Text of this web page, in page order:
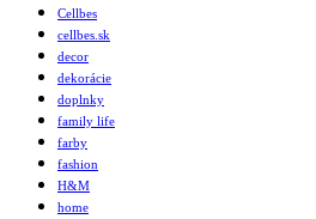
Cellbes
cellbes.sk
decor
dekorácie
doplnky
family life
farby
fashion
H&M
home